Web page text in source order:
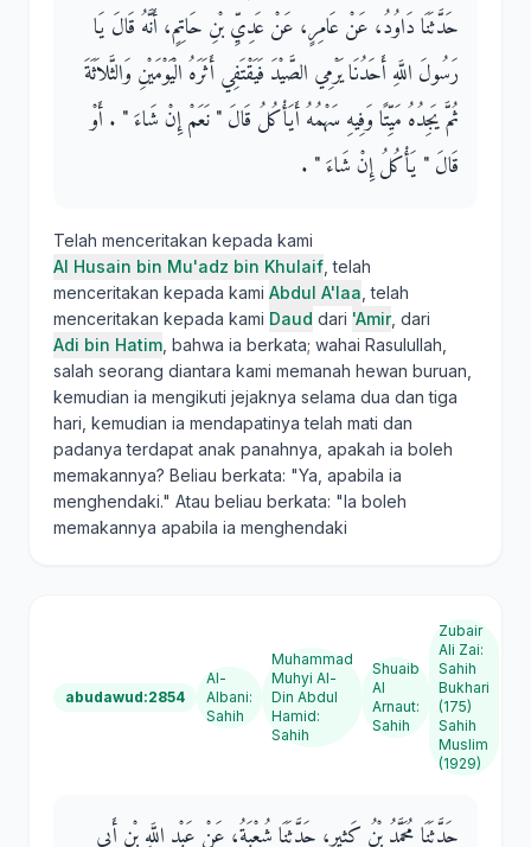
حَدَّثَنَا دَاوُدُ، عَنْ عَامِرٍ، عَنْ عَدِيِّ بْنِ حَاتِمٍ، أَنَّهُ قَالَ يَا
رَسُولَ اللَّهِ أَحَدُنَا يَرْمِي الصَّيْدَ فَيَقْتَفِي أَثَرَهُ الْيَوْمَيْنِ وَالثَّلاَثَةَ
ثُمَّ يَجِدُهُ مَيِّتًا وَفِيهِ سَهْمُهُ أَيَأْكُلُ قَالَ ‏"‏ نَعَمْ إِنْ شَاءَ ‏"‏ ‏.‏ أَوْ
قَالَ ‏"‏ يَأْكُلُ إِنْ شَاءَ ‏"‏ ‏.‏
Telah menceritakan kepada kami
Al Husain bin Mu'adz bin Khulaif , telah
menceritakan kepada kami Abdul A'laa , telah
menceritakan kepada kami Daud dari 'Amir, dari
Adi bin Hatim , bahwa ia berkata; wahai Rasulullah,
salah seorang diantara kami memanah hewan buruan,
kemudian ia mengikuti jejaknya selama dua dan tiga
hari, kemudian ia mendapatinya telah mati dan
padanya terdapat anak panahnya, apakah ia boleh
memakannya? Beliau berkata: "Ya, apabila ia
menghendaki." Atau beliau berkata: "Ia boleh
memakannya apabila ia menghendaki
abudawud:2854
Al-
Albani:
Sahih
Muhammad
Muhyi Al-
Din Abdul
Hamid:
Sahih
Shuaib
Al
Arnaut:
Sahih
Zubair
Ali Zai:
Sahih
Bukhari
(175)
Sahih
Muslim
(1929)
حَدَّثَنَا مُحَمَّدُ بْنُ كَثِيرٍ، حَدَّثَنَا شُعْبَةُ، عَنْ عَبْدِ اللَّهِ بْنِ أَبِي